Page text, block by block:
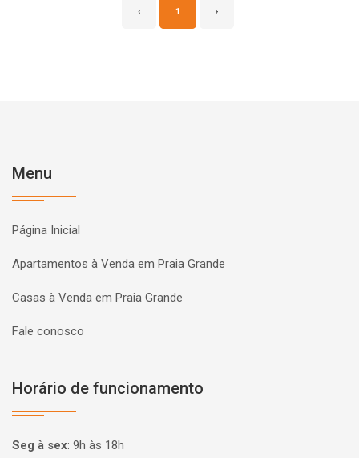
‹ 1 ›
Menu
Página Inicial
Apartamentos à Venda em Praia Grande
Casas à Venda em Praia Grande
Fale conosco
Horário de funcionamento
Seg à sex: 9h às 18h